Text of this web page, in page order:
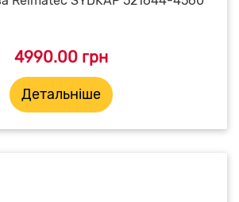
4990.00 грн
Детальніше